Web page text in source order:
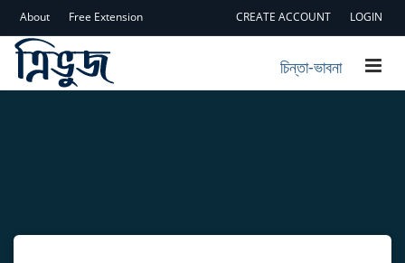
CREATE ACCOUNT LOGIN
About Free Extension
চিন্তা-ভাবনা